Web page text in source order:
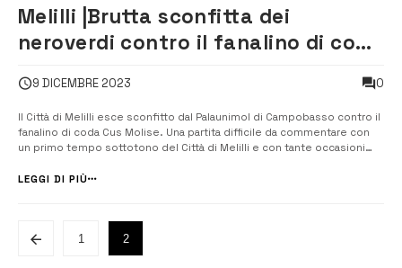
Melilli |Brutta sconfitta dei
neroverdi contro il fanalino di coda
9 DICEMBRE 2023 0
Il Città di Melilli esce sconfitto dal Palaunimol di Campobasso contro il
fanalino di coda Cus Molise. Una partita difficile da commentare con
un primo tempo sottotono del Città di Melilli e con tante occasioni
contropiede. Dopo il vantaggio dei padroni di casa, il […]
LEGGI DI PIÙ
1 2